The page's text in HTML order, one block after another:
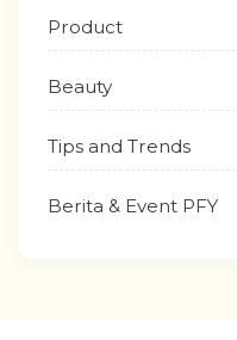
Product
Beauty
Tips and Trends
Berita & Event PFY